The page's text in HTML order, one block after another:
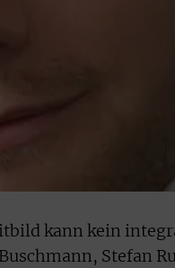
kann kein
Stefan